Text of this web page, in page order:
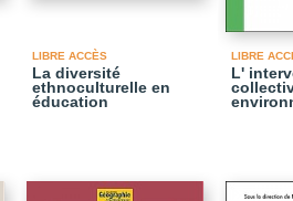
LIBRE ACCÈS
La diversité
ethnoculturelle en
éducation
LIBRE
L'